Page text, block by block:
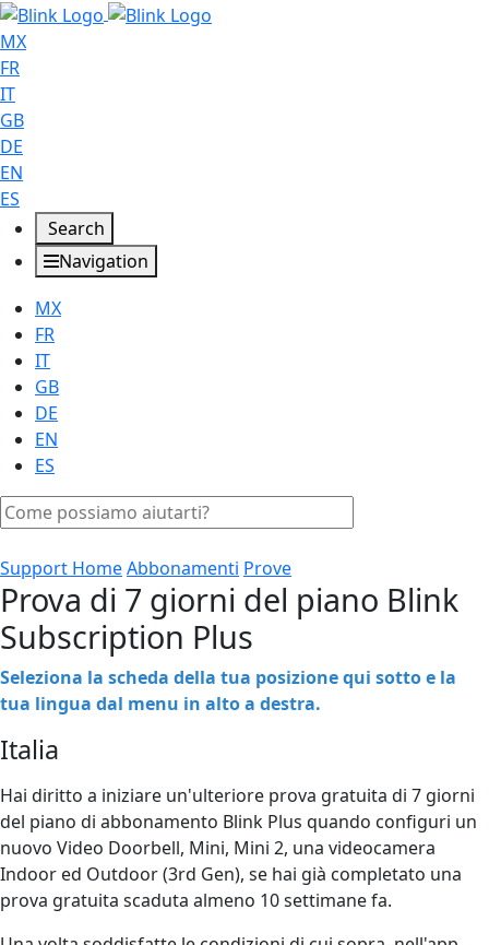
MX
FR
IT
GB
DE
EN
ES
Search
Navigation
MX
FR
IT
GB
DE
EN
ES
Support HomeAbbonamenti Prove
Prova di 7 giorni del piano Blink
Subscription Plus
Seleziona la scheda della tua posizione qui sotto e la
tua lingua dal menu in alto a destra.
Italia
Hai diritto a iniziare un'ulteriore prova gratuita di 7 giorni
del piano di abbonamento Blink Plus quando configuri un
nuovo Video Doorbell, Mini, Mini 2, una videocamera
Indoor ed Outdoor (3rd Gen), se hai già completato una
prova gratuita scaduta almeno 10 settimane fa.